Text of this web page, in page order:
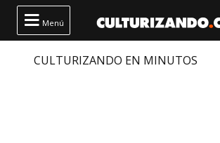
 Menú
CULTURIZANDO EN MINUTOS